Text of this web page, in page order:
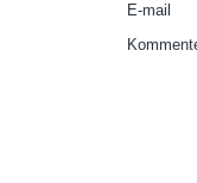
E-mail